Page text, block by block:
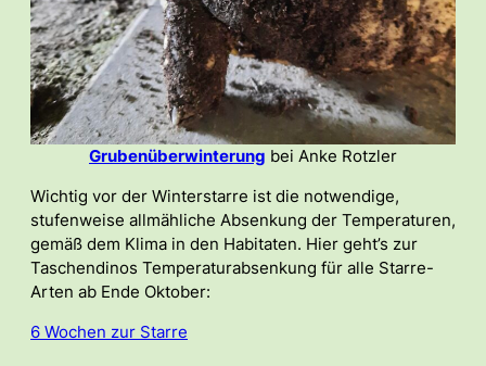
Grubenüberwinterung bei Anke Rotzler
Wichtig vor der Winterstarre ist die notwendige,
stufenweise allmähliche Absenkung der Temperaturen,
gemäß dem Klima in den Habitaten. Hier geht’s zur
Taschendinos Temperaturabsenkung für alle Starre-
Arten ab Ende Oktober:
6 Wochen zur Starre